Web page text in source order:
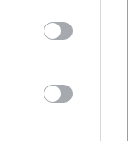
may click to
party tags to
below Google
Gergely
Június